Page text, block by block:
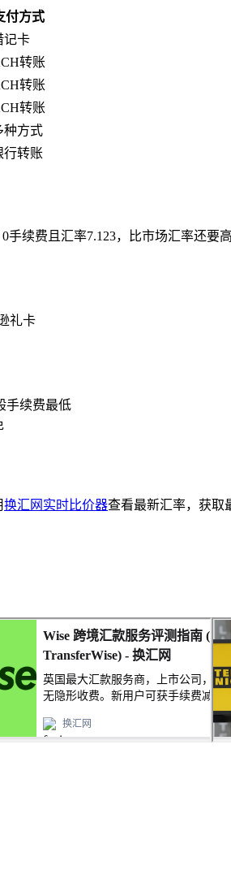
付方式
记卡
转账
转账
转账
种方式
行转账
手续费且汇率7.123，比市场汇率还要
礼卡
手续费最低
换汇网实时比价器查看最新汇率，获取